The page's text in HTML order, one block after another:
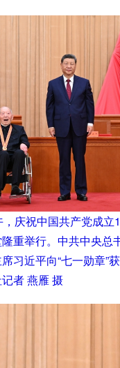
庆祝中国共产党成立
重举行。中共中央总
习近平向“七一勋章”
者 燕雁 摄